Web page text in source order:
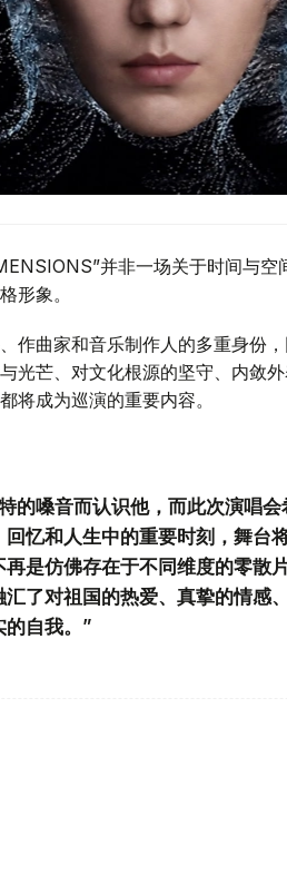
并非一场关于时间与空
形象。
作曲家和音乐制作人的多重身份
光芒、对文化根源的坚守、内敛
将成为巡演的重要内容。
的嗓音而认识他，而此次演唱
忆和人生中的重要时刻，舞台
是仿佛存在于不同维度的零散
了对祖国的热爱、真挚的情感
的自我。”